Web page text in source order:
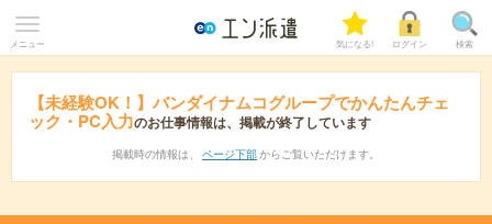
メニュー 気になる! ログイン 検索
【未経験OK！】バンダイナムコグループでかんたんチェ
ック・PC入力のお仕事情報は、掲載が終了しています
掲載時の情報は、 ページ下部 からご覧いただけます。